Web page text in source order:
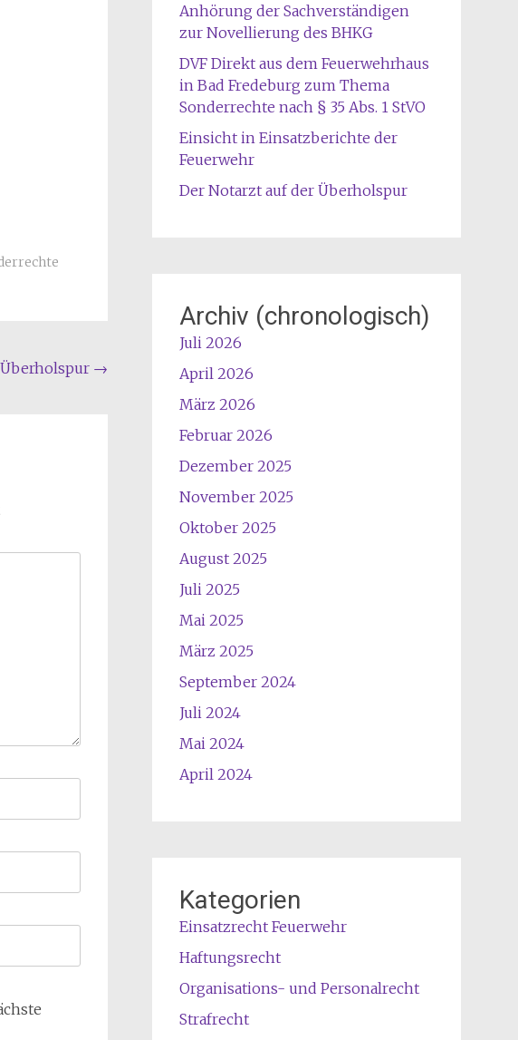
→
Anhörung der Sachverständigen
zur Novellierung des BHKG
DVF Direkt aus dem Feuerwehrhaus
in Bad Fredeburg zum Thema
Sonderrechte nach § 35 Abs. 1 StVO
Einsicht in Einsatzberichte der
Feuerwehr
Der Notarzt auf der Überholspur
Archiv (chronologisch)
Juli 2026
April 2026
März 2026
Februar 2026
Dezember 2025
November 2025
Oktober 2025
August 2025
Juli 2025
Mai 2025
März 2025
September 2024
Juli 2024
Mai 2024
April 2024
Kategorien
Einsatzrecht Feuerwehr
Haftungsrecht
Organisations- und Personalrecht
Strafrecht